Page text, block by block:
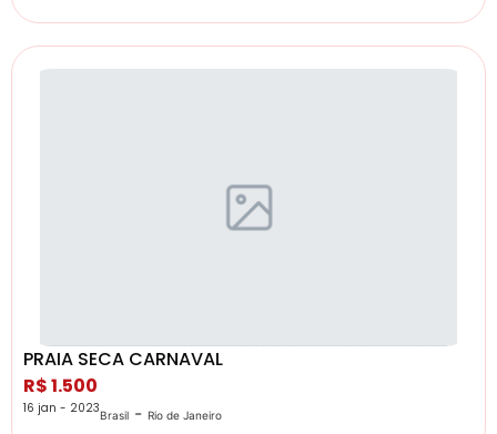
PRAIA SECA CARNAVAL
R$ 1.500
16 jan - 2023Brasil - Rio de Janeiro